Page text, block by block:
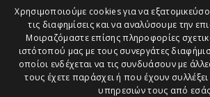
Χρησιμοποιούμε cookies για να
τις διαφημίσεις και να αναλύσουμε την
Μοιραζόμαστε επίσης πληροφορίες
ιστότοπού μας με τους συνεργάτες
οποίοι ενδέχεται να τις συνδυάσουν με
τους έχετε παράσχει ή που έχουν
υπηρεσιών τους από